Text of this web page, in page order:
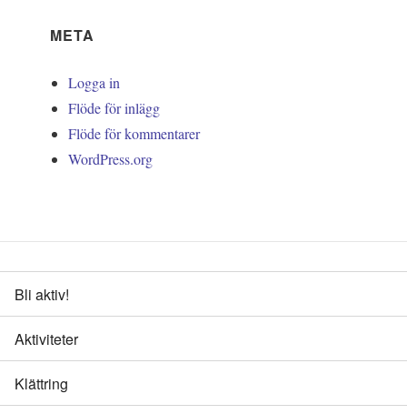
META
Logga in
Flöde för inlägg
Flöde för kommentarer
WordPress.org
Bli aktiv!
Aktiviteter
Klättring